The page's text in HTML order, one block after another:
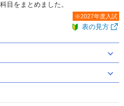
目をまとめました。
※2027年度入試
表の見方